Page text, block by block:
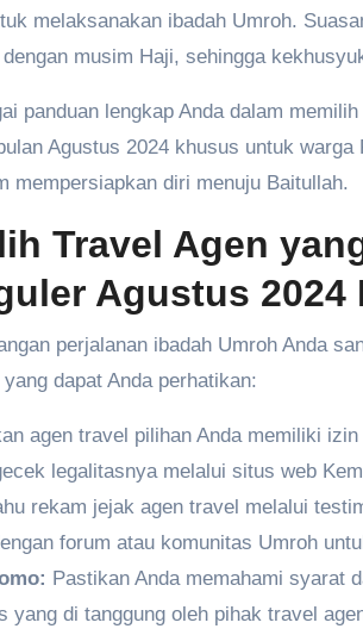
melaksanakan ibadah Umroh.
musim Haji, sehingga
panduan lengkap Anda dalam
Agustus 2024 khusus untuk
mempersiapkan diri menuju Baitullah.
Travel Agen
Agustus 2024
perjalanan ibadah Umroh Anda
dapat Anda perhatikan:
agen travel pilihan Anda memiliki
legalitasnya melalui situs web
rekam jejak agen travel melalui
forum atau komunitas Umroh
Pastikan Anda memahami syarat
yang di tanggung oleh pihak travel